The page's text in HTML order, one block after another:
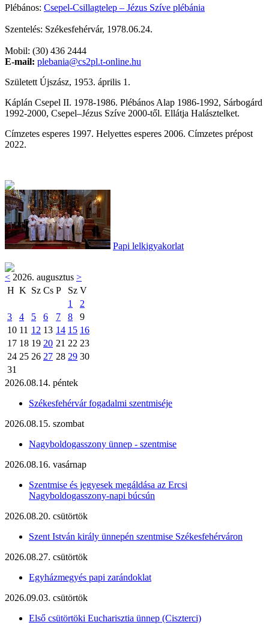
Plébános: Csepel-Csillagtelep – Jézus Szíve plébánia
Szentelés: Székesfehérvár, 1978.06.24.
Mobil: (30) 436 2444
E-mail: plebania@cs2pl.t-online.hu
Született Újszász, 1953. április 1.
Káplán Csepel II. 1978-1986. Plébános Alap 1986-1992, Sárbogárd
1992-2000, Csepel–Jézus Szíve 2000-től. Ellátja Halásztelket.
Címzetes esperes 1997. Helyettes esperes 2006. Címzetes prépost
2022.
Papi lelkigyakorlat
< 2026. augusztus >
H K Sz Cs P Sz V
1
2
3
4 5 6 7 8
9
10 11 12 13 14 15 16
17 18 19 20 21 22 23
24 25 26 27 28 29 30
31
2026.08.14. péntek
Székesfehérvár fogadalmi szentmiséje
2026.08.15. szombat
Nagyboldogasszony ünnep - szentmise
2026.08.16. vasárnap
Szentmise és jegyesek megáldása az Ercsi
Nagyboldogasszony-napi búcsún
2026.08.20. csütörtök
Szent István király ünnepén szentmise Székesfehérváron
2026.08.27. csütörtök
Egyházmegyés papi zarándoklat
2026.09.03. csütörtök
Első csütörtöki Eucharisztia ünnep (Ciszterci)